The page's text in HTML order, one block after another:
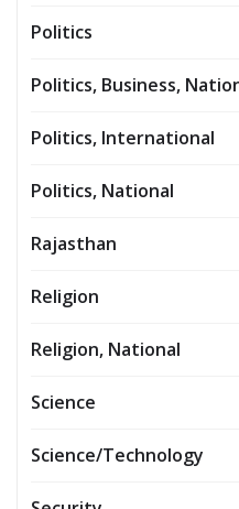
Politics
Politics, Business,
Politics, International
Politics, National
Rajasthan
Religion
Religion, National
Science
Science/Technology